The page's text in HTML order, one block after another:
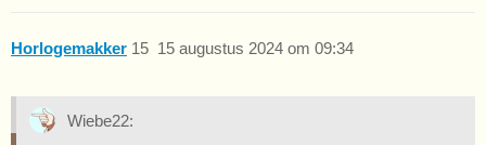
Horlogemakker 15 augustus 2024 om 09:34
15
Wiebe22: